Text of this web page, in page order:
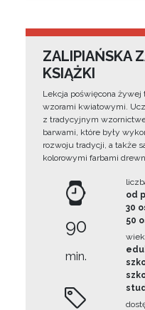
ZALIPIAŃSKA
KSIĄŻKI
Lekcja poświęcona
wzorami kwiatowymi.
z tradycyjnym
barwami, które były
rozwoju tradycji, a także
kolorowymi farbami
90
min.
od
30
50